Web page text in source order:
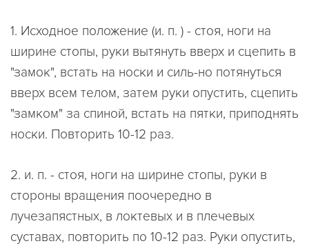
1. Исходное положение (и. п. ) - стоя, ноги на
ширине стопы, руки вытянуть вверх и сцепить в
"замок", встать на носки и силь-но потянуться
вверх всем телом, затем руки опустить, сцепить
"замком" за спиной, встать на пятки, приподнять
носки. Повторить 10-12 раз.
2. и. п. - стоя, ноги на ширине стопы, руки в
стороны вращения поочередно в
лучезапястных, в локтевых и в плечевых
суставах, повторить по 10-12 раз. Руки опустить,